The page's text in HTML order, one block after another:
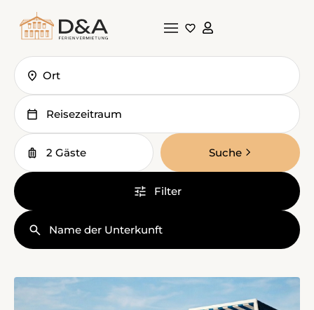
Ort
Reisezeitraum
2 Gäste Suche
Filter
Name der Unterkunft